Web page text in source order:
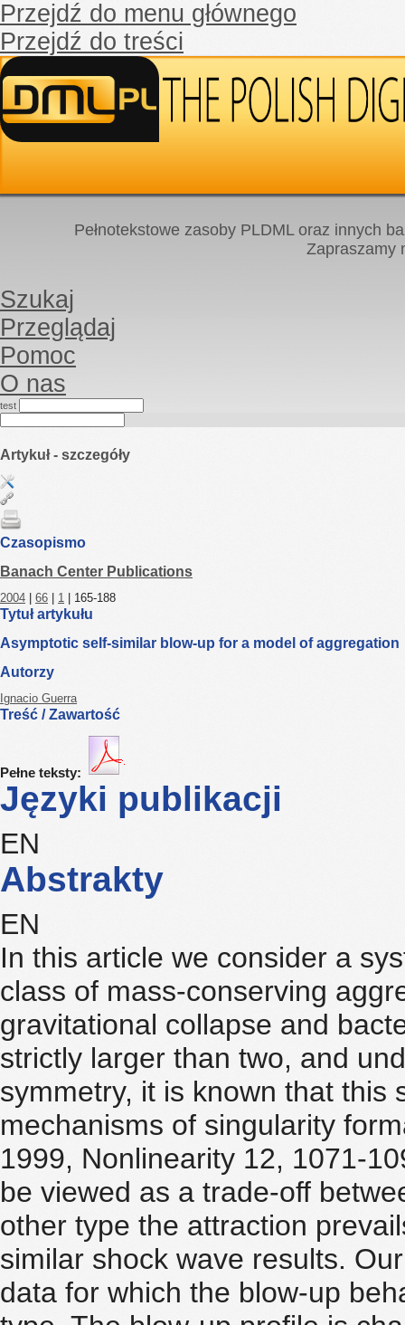
Przejdź do menu głównego
Przejdź do treści
Pełnotekstowe zasoby PLDML oraz innych
Zapraszamy
Szukaj
Przeglądaj
Pomoc
O nas
test
Artykuł - szczegóły
Czasopismo
Banach Center Publications
2004 66 1 | 165-188
Tytuł artykułu
Asymptotic self-similar blow-up for a model of aggregation
Autorzy
Ignacio Guerra
Treść / Zawartość
Pełne teksty:
Języki publikacji
EN
Abstrakty
EN
In this article we consider a
class of mass-conserving
gravitational collapse and
strictly larger than two, and
symmetry, it is known that this
mechanisms of singularity
1999, Nonlinearity 12, 1071-
be viewed as a trade-off
other type the attraction
similar shock wave results.
data for which the blow-up